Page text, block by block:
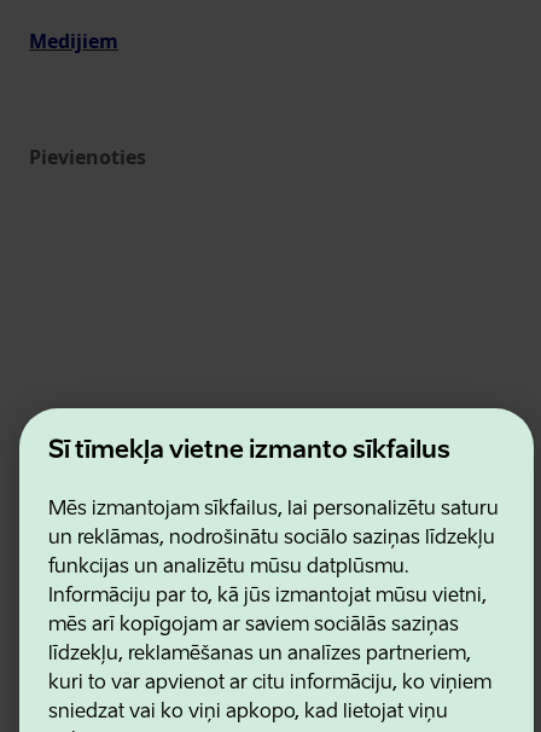
Šī tīmekļa vietne izmanto sīkfailus
Mēs izmantojam sīkfailus, lai personalizētu saturu
un reklāmas, nodrošinātu sociālo saziņas līdzekļu
funkcijas un analizētu mūsu datplūsmu.
Informāciju par to, kā jūs izmantojat mūsu vietni,
mēs arī kopīgojam ar saviem sociālās saziņas
līdzekļu, reklamēšanas un analīzes partneriem,
kuri to var apvienot ar citu informāciju, ko viņiem
sniedzat vai ko viņi apkopo, kad lietojat viņu
Medijiem
Pievienoties
Kontakti
Lietošanas noteikumi
Sīkdatņu un konfidencialitātes politika